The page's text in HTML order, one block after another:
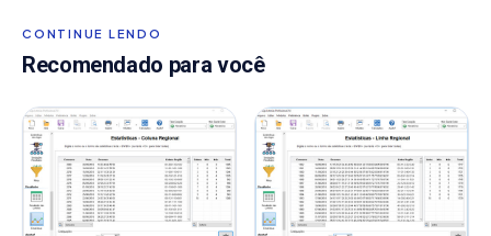
CONTINUE LENDO
Recomendado para você